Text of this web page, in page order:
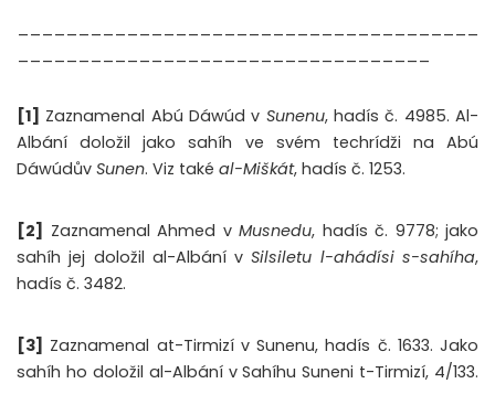
[1] Zaznamenal Abú Dáwúd v Sunenu, hadís č. 4985. Al-
Albání doložil jako sahíh ve svém techrídži na Abú
Dáwúdův Sunen. Viz také al-Miškát, hadís č. 1253.
[2] Zaznamenal Ahmed v Musnedu, hadís č. 9778; jako
sahíh jej doložil al-Albání vSilsiletu l-ahádísi s-sahíha,
hadís č. 3482.
[3] Zaznamenal at-Tirmizí v Sunenu, hadís č. 1633. Jako
sahíh ho doložil al-Albání v Sahíhu Suneni t-Tirmizí, 4/133.